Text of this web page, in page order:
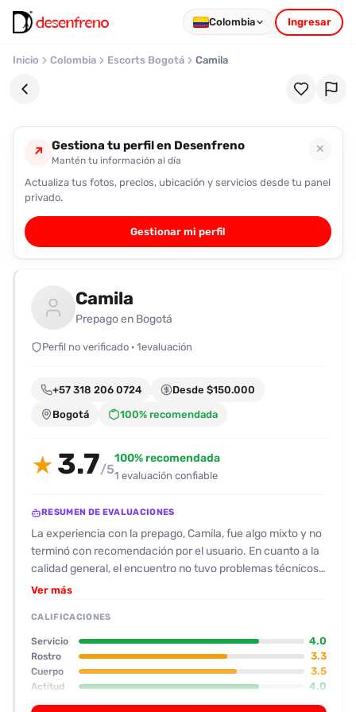
Colombia Ingresar
Inicio Colombia Escorts Bogotá Camila
Favoritos
Pronto
podrás
registrarte
guardar
favoritas
para
fácilmente.
↗ Gestiona tu perfil en Desenfreno
Mantén tu información al día
✕
Actualiza tus fotos, precios, ubicación y servicios desde tu panel
privado.
Gestionar mi perfil
Camila
Prepago en Bogotá
Perfil no verificado · 1evaluación
+57 318 206 0724 Desde $150.000
Bogotá 100% recomendada
★ 3.7/5
100% recomendada
1 evaluación confiable
RESUMEN DE EVALUACIONES
La experiencia con la prepago, Camila, fue algo mixto y no
terminó con recomendación por el usuario. En cuanto a la
calidad general, el encuentro no tuvo problemas técnicos:
la cita se cumplió, la comunicación inicial fue rápida
servicio de oral con condón se realizó sin incidentes. El
entorno resultó algo incómodo: la casa está llena de olor a
marihuana y suele haber otros clientes esperando, lo que
hizo que la espera fuera prolongada y un poco ruidosa. En
cuanto a su físico, el cliente dice que el cuerpo coincide
con las fotos, pero la cara “no es la misma” y la valoración
Ver más
CALIFICACIONES
Servicio 4.0
Rostro 3.3
Cuerpo 3.5
Actitud 4.0